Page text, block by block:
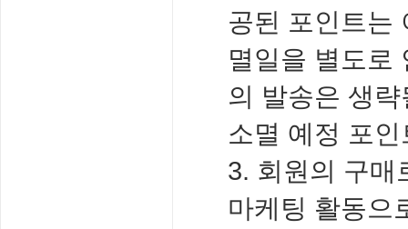
공된 포인트는
멸일을 별도로
의 발송은 생
소멸 예정 포
3. 회원의 구매
마케팅 활동으